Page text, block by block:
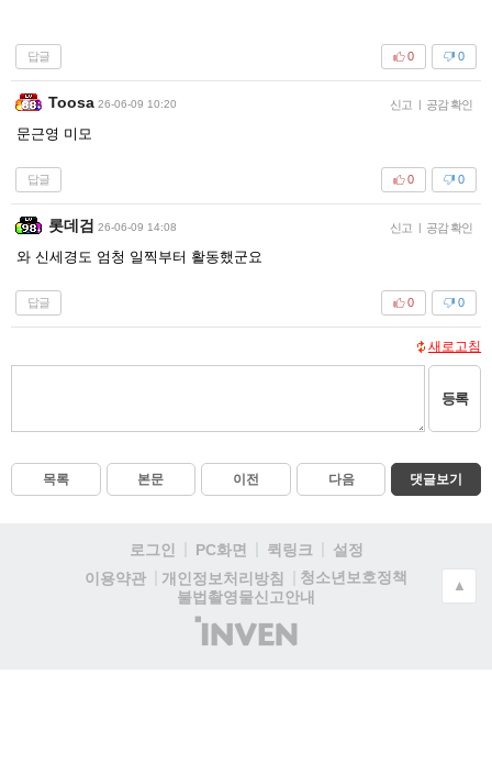
답글 0
0
Toosa 26-06-09 10:20 신고 | 공감 확인
문근영 미모
답글 0
0
롯데검 26-06-09 14:08 신고 | 공감 확인
와 신세경도 엄청 일찍부터 활동했군요
답글 0
0
새로고침
등록
목록 본문 이전 다음 댓글보기
로그인 PC화면 퀵링크
설정
이용약관
개인정보처리방침
청소년보호정책
불법촬영물신고안내
(주)
인
▲